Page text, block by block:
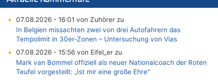
07.08.2026 - 16:01 von Zuhörer zu
In Belgien missachten zwei von drei Autofahrern das
Tempolimit in 30er-Zonen – Untersuchung von Vias
07.08.2026 - 15:56 von Eifel_er zu
Mark van Bommel offiziell als neuer Nationalcoach der Roten
Teufel vorgestellt: „Ist mir eine große Ehre“